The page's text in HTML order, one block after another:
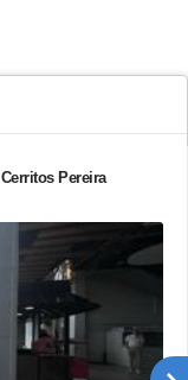
Pereira